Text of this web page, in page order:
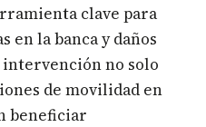
clave para
en la banca y daños
no solo
de movilidad en
beneficiar